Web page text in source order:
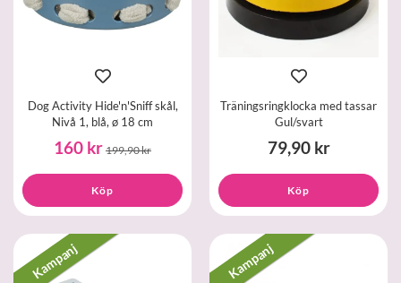
Dog Activity Hide'n'Sniff skål,
Nivå 1, blå, ø 18 cm
160 kr 199,90 kr
Köp
Träningsringklocka med tassar
Gul/svart
79,90 kr
Köp
Kampanj Kampanj